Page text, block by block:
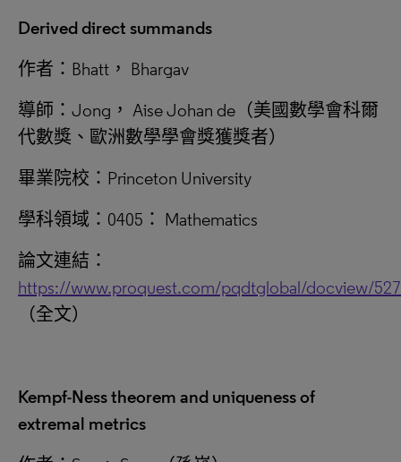
Derived direct summands
作者：Bhatt， Bhargav
導師：Jong， Aise Johan de（美國數學會科爾
代數獎、歐洲數學學會獎獲獎者）
畢業院校：Princeton University
學科領域：0405： Mathematics
論文連結：
https://www.proquest.com/pqdtglobal/docview/
（全文）
Kempf-Ness theorem and uniqueness of
extremal metrics